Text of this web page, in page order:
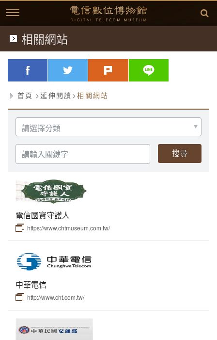
跳
到
主
要
典藏文物
歷史文獻
歷史影片
臺灣電信發展
故事開始
(1877)台灣電信的開始
(1897)台灣開始使用電話
(1945)克難的年代
(1950)供不應求
(1960)跨入太空通信
(1980)多變的年代
(1990)電信大競爭
延伸閱讀
相關資訊
桌布下載
學習單
相關網站
延伸文章
中華電信故事專區
方賢齊先生簡介
方賢齊先生簡介
方賢齊先生大事記
著作清單
追思影片(另開新視窗)
相關網站
略過字型切換，社群分享工具列
facebook twitter plurk
首頁 延伸閱讀 相關網站
選
擇
分
類
請
輸
入
字
電信國寶守護人
https://www.chtmuseum.com.tw/
中華電信
http://www.cht.com.tw/